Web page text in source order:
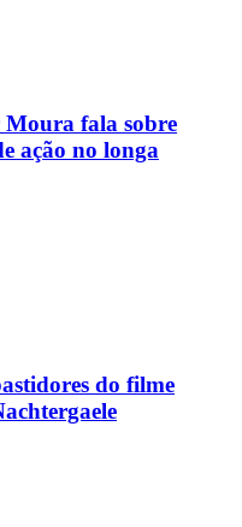
Moura fala sobre
ação no longa
do filme